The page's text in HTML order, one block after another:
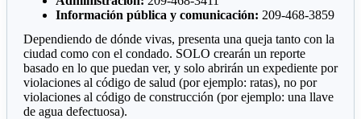
Información pública y comunicación: 209-468-3859
Dependiendo de dónde vivas, presenta una queja tanto con la
ciudad como con el condado. SOLO crearán un reporte
basado en lo que puedan ver, y solo abrirán un expediente por
violaciones al código de salud (por ejemplo: ratas), no por
violaciones al código de construcción (por ejemplo: una llave
de agua defectuosa).